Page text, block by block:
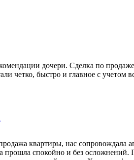
дочери. Сделка по
четко, быстро и главное с
квартиры, нас сопровождала
спокойно и без осложнений.